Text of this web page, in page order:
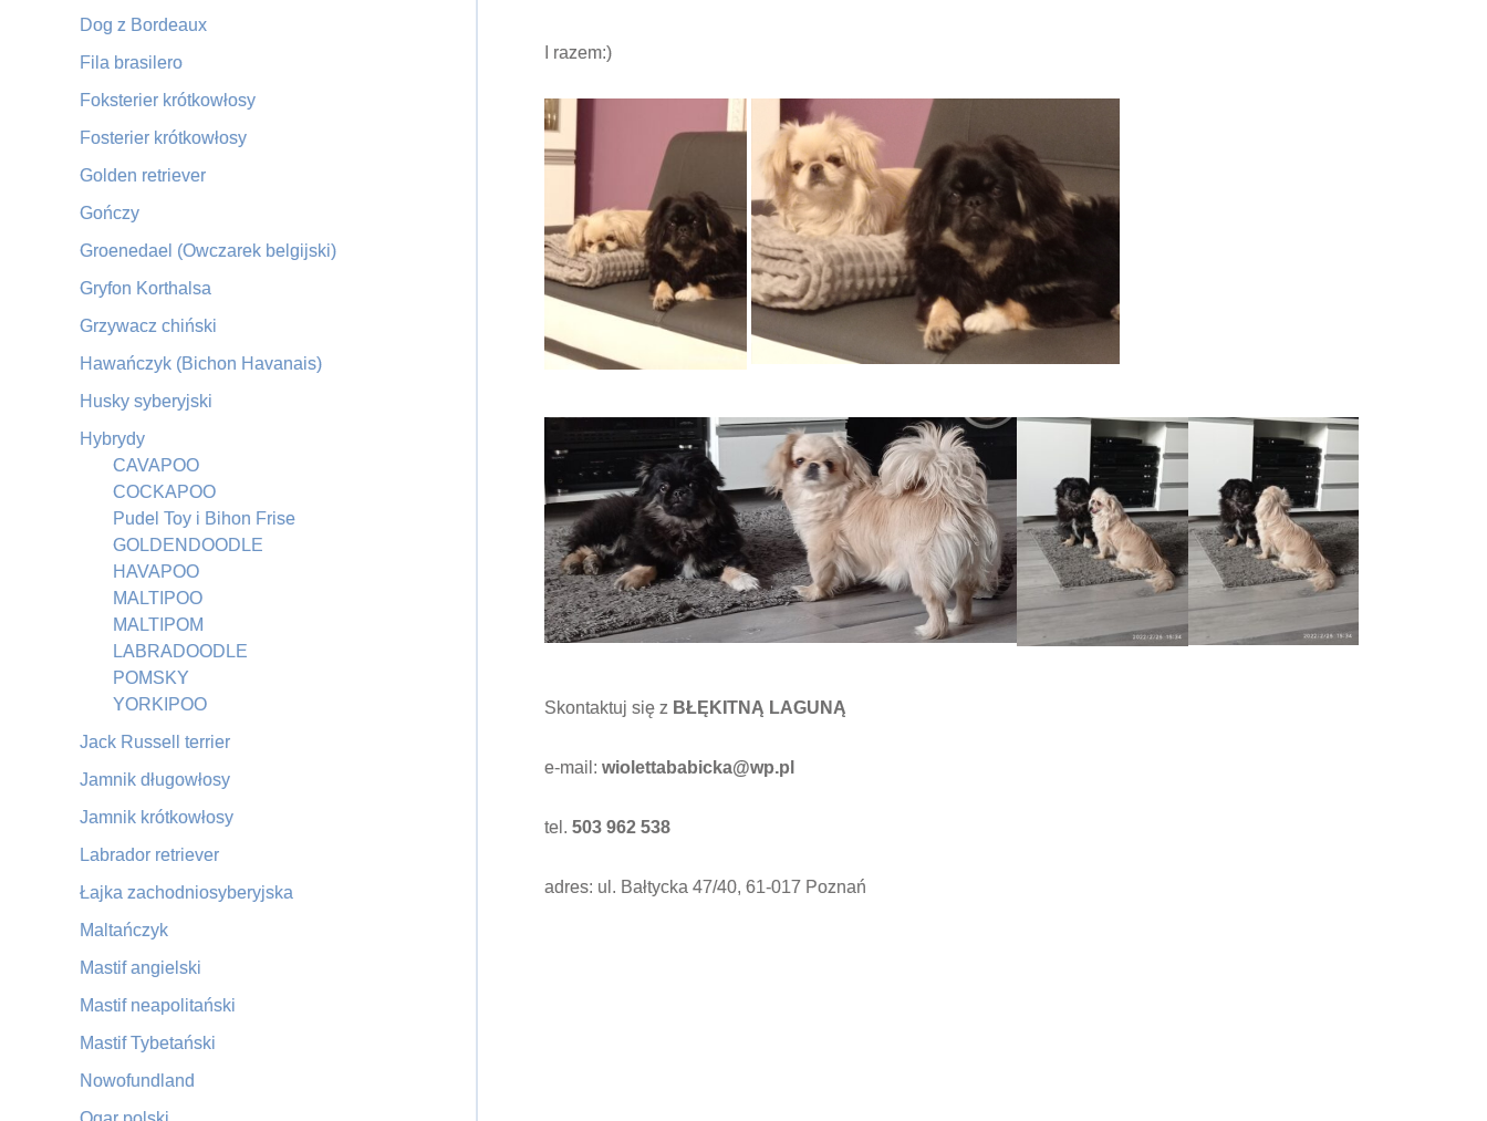
I razem:)
Skontaktuj się z BŁĘKITNĄ LAGUNĄ
e-mail: wiolettababicka@wp.pl
tel. 503 962 538
adres: ul. Bałtycka 47/40, 61-017 Poznań
Dog z Bordeaux
Fila brasilero
Foksterier krótkowłosy
Fosterier krótkowłosy
Golden retriever
Gończy
Groenedael (Owczarek belgijski)
Gryfon Korthalsa
Grzywacz chiński
Hawańczyk (Bichon Havanais)
Husky syberyjski
Hybrydy
CAVAPOO
COCKAPOO
Pudel Toy i Bihon Frise
GOLDENDOODLE
HAVAPOO
MALTIPOO
MALTIPOM
LABRADOODLE
POMSKY
YORKIPOO
Jack Russell terrier
Jamnik długowłosy
Jamnik krótkowłosy
Labrador retriever
Łajka zachodniosyberyjska
Maltańczyk
Mastif angielski
Mastif neapolitański
Mastif Tybetański
Nowofundland